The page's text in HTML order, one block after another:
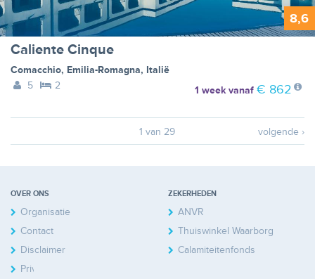
8,6
Caliente Cinque
Comacchio, Emilia-Romagna, Italië
5
2 1 weekvanaf € 862
1 van 29 volgende ›
OVER ONS
Organisatie
Contact
Disclaimer
Privacy
ZEKERHEDEN
ANVR
Thuiswinkel Waarborg
Calamiteitenfonds